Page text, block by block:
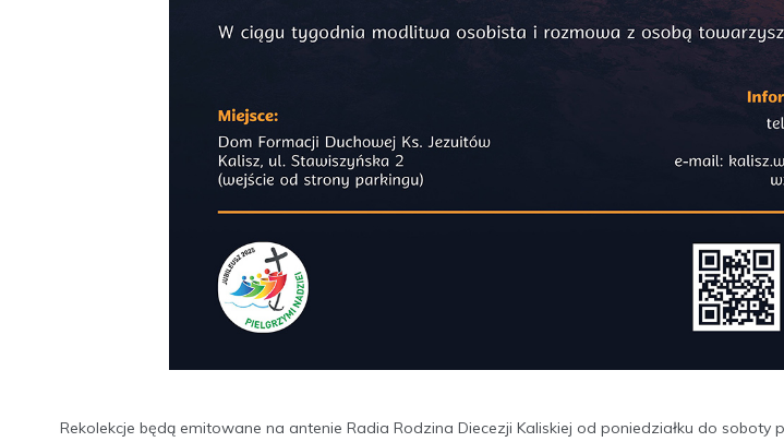
Rekolekcje będą emitowane na antenie Radia Rodzina Diecezji Kaliskiej od poniedziałku do soboty